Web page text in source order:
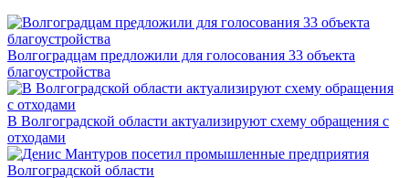
Волгоградцам предложили для голосования 33 объекта
благоустройства
В Волгоградской области актуализируют схему обращения с
отходами